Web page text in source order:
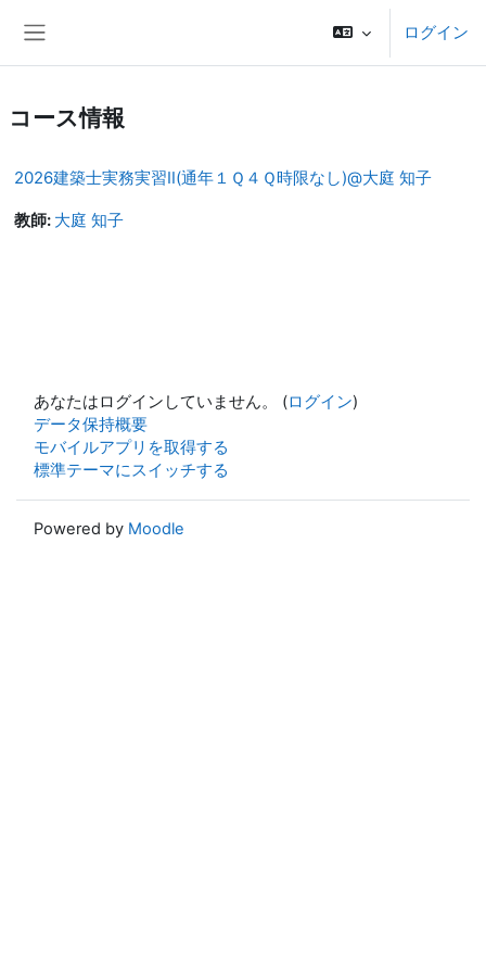
ログイン
コース情報
2026建築士実務実習Ⅱ(通年１Ｑ４Ｑ時限なし)@大庭 知子
教師: 大庭 知子
あなたはログインしていません。 (ログイン)
データ保持概要
モバイルアプリを取得する
標準テーマにスイッチする
Powered by Moodle